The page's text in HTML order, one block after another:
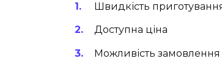
Швидкість
Доступна ціна
Можливість